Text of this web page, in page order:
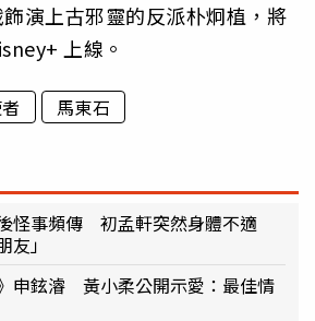
演上古邪靈的反派朴炯植，將
上線。
馬東石
怪事頻傳 初孟軒突然身體不適
友」
申鉉濬 黃小柔公開示愛：最佳情